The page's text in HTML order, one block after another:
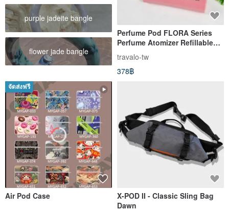
purple jadeite bangle
flower jade bangle
Perfume Pod FLORA Series
Perfume Atomizer Refillable
Perfume Bottle Fine Mist Gift
travalo-tw
378฿
จัดส่งฟรี
Air Pod Case
X-POD II - Classic Sling Bag
Dawn